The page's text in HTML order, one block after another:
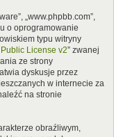
„www.phpbb.com”,
o oprogramowanie
typu witryny
License v2” zwanej
ze strony
dyskusje przez
w internecie za
na stronie
obraźliwym,